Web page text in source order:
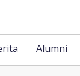
Alumni